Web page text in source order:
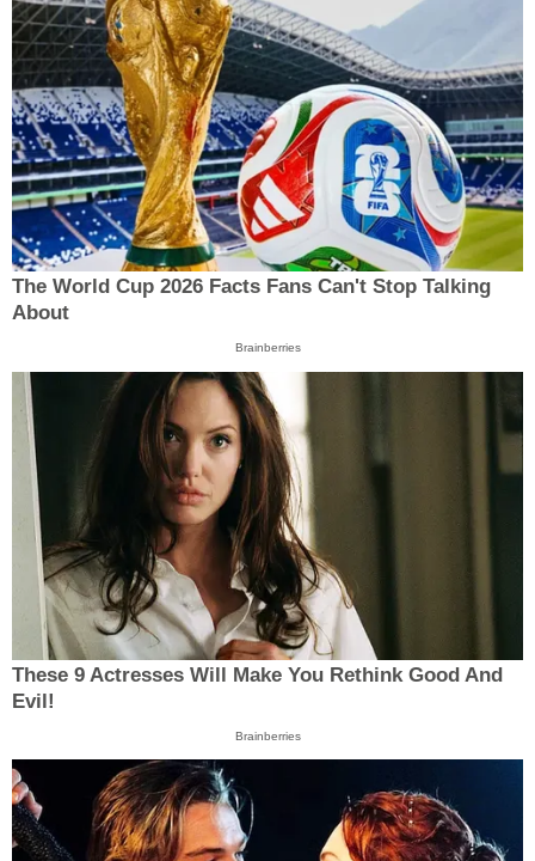
The World Cup 2026 Facts Fans Can't Stop Talking
About
Brainberries
These 9 Actresses Will Make You Rethink Good And
Evil!
Brainberries